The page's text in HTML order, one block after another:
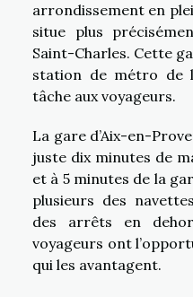
arrondissement en
situe plus
Saint-Charles. Cette
station de métro de
tâche aux voyageurs.
La gare d’Aix-en-
juste dix minutes de
et à 5 minutes de la
plusieurs des
des arrêts en
voyageurs ont
qui les avantagent.